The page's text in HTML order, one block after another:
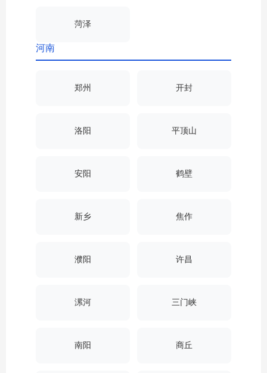
菏泽
河南
郑州 开封
洛阳 平顶山
安阳 鹤壁
新乡 焦作
濮阳 许昌
漯河 三门峡
南阳 商丘